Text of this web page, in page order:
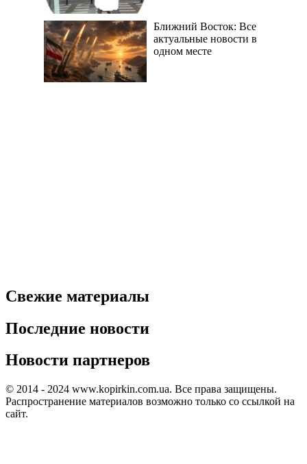
Ближний Восток: Все
актуальные новости в
одном месте
Свежие материалы
Последние новости
Новости партнеров
© 2014 - 2024 www.kopirkin.com.ua. Все права защищены.
Распространение материалов возможно только со ссылкой на
сайт.